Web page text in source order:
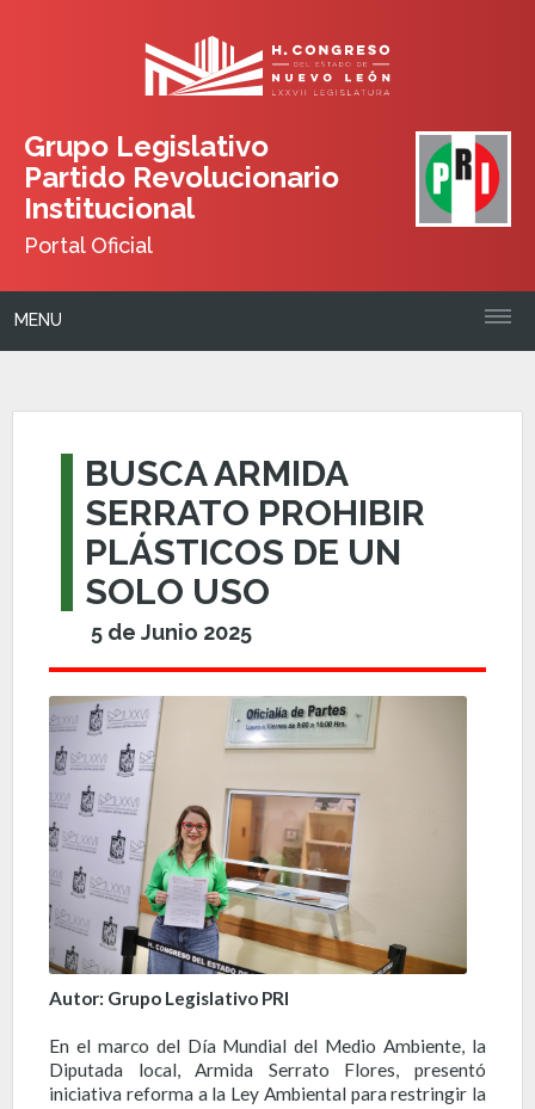
Grupo Legislativo
Partido Revolucionario
Institucional
Portal Oficial
MENU
BUSCA ARMIDA
SERRATO PROHIBIR
PLÁSTICOS DE UN
SOLO USO
5 de Junio 2025
Autor: Grupo Legislativo PRI
En el marco del Día Mundial del Medio Ambiente, la
Diputada local, Armida Serrato Flores, presentó
iniciativa reforma a la Ley Ambiental para restringir la